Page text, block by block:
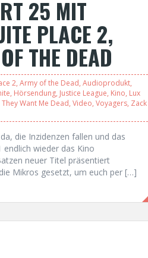
25 MIT
PLACE 2,
THE DEAD
2, Army of the Dead, Audioprodukt,
, Hörsendung, Justice League, Kino, Lux
They Want Me Dead, Video, Voyagers, Zack
die Inzidenzen fallen und das
wieder das Kino
neuer Titel präsentiert
Mikros gesetzt, um euch per […]